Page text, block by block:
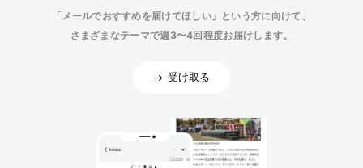
「メールでおすすめを届けてほしい」という方に向けて、
さまざまなテーマで週3〜4回程度お届けします。
受け取る